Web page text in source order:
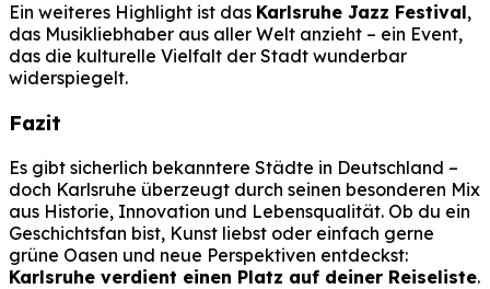
Ein weiteres Highlight ist das Karlsruhe Jazz Festival,
das Musikliebhaber aus aller Welt anzieht – ein Event,
das die kulturelle Vielfalt der Stadt wunderbar
widerspiegelt.
Fazit
Es gibt sicherlich bekanntere Städte in Deutschland –
doch Karlsruhe überzeugt durch seinen besonderen Mix
aus Historie, Innovation und Lebensqualität. Ob du ein
Geschichtsfan bist, Kunst liebst oder einfach gerne
grüne Oasen und neue Perspektiven entdeckst:
Karlsruhe verdient einen Platz auf deiner Reiseliste.